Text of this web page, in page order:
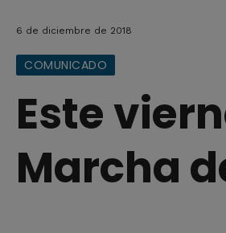
6 de diciembre de 2018
COMUNICADO
Este
Marcha